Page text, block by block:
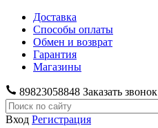
Доставка
Способы оплаты
Обмен и возврат
Гарантия
Магазины
89823058848 Заказать звонок
Вход Регистрация